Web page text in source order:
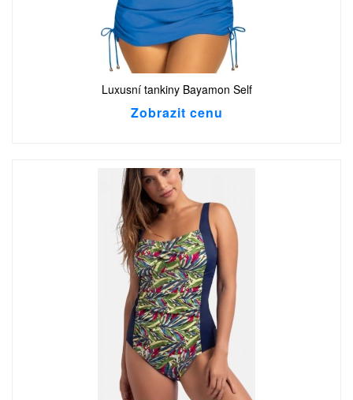
Luxusní tankiny Bayamon Self
Zobrazit cenu